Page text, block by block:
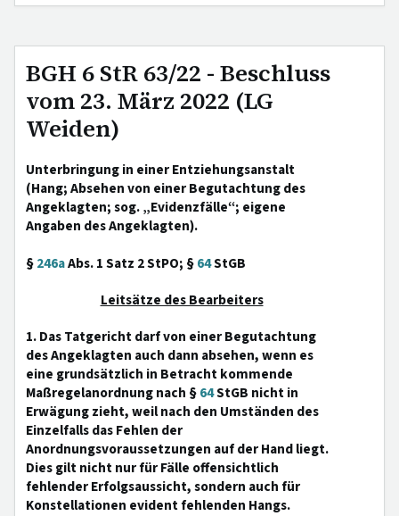
BGH 6 StR 63/22 - Beschluss
vom 23. März 2022 (LG
Weiden)
Unterbringung in einer Entziehungsanstalt
(Hang; Absehen von einer Begutachtung des
Angeklagten; sog. „Evidenzfälle“; eigene
Angaben des Angeklagten).
§246aAbs. 1 Satz 2 StPO; §64StGB
Leitsätze des Bearbeiters
1. Das Tatgericht darf von einer Begutachtung
des Angeklagten auch dann absehen, wenn es
eine grundsätzlich in Betracht kommende
Maßregelanordnung nach §64StGB nicht in
Erwägung zieht, weil nach den Umständen des
Einzelfalls das Fehlen der
Anordnungsvoraussetzungen auf der Hand liegt.
Dies gilt nicht nur für Fälle offensichtlich
fehlender Erfolgsaussicht, sondern auch für
Konstellationen evident fehlenden Hangs.